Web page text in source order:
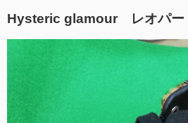
Hysteric glamour レオパー